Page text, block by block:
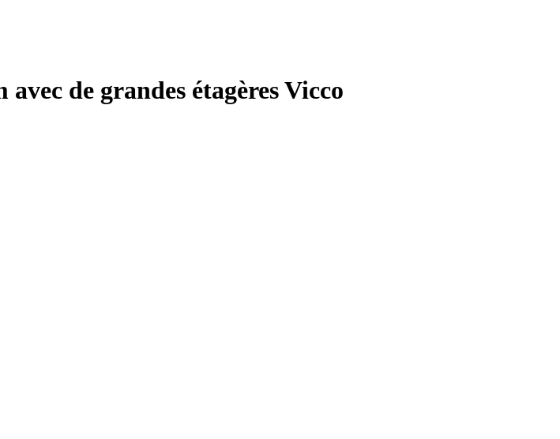
de grandes étagères Vicco